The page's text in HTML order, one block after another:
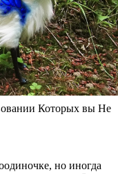
Которых вы Не
но иногда